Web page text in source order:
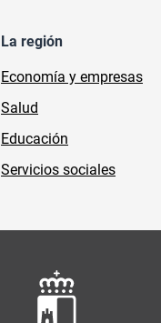
La región
Economía y empresas
Salud
Educación
Servicios sociales